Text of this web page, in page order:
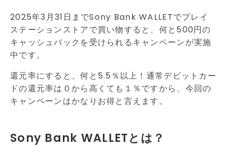
2025年3月31日までSony Bank WALLETでプレイ
ステーションストアで買い物すると、何と500円の
キャッシュバックを受けられるキャンペーンが実施
中です。
還元率にすると、何と5.5％以上！通常デビットカー
ドの還元率は０から高くても１％ですから、今回の
キャンペーンはかなりお得と言えます。
Sony Bank WALLETとは？